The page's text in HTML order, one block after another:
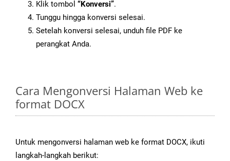
Klik tombol “Konversi”.
Tunggu hingga konversi selesai.
Setelah konversi selesai, unduh file PDF ke
perangkat Anda.
Cara Mengonversi Halaman Web ke
format DOCX
Untuk mengonversi halaman web ke format DOCX, ikuti
langkah-langkah berikut: